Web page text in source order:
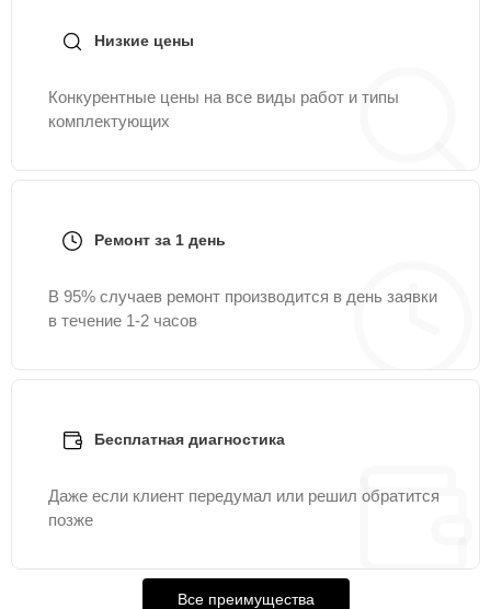
Низкие цены
Конкурентные цены на все виды работ и типы
комплектующих
Ремонт за 1 день
В 95% случаев ремонт производится в день заявки
в течение 1-2 часов
Бесплатная диагностика
Даже если клиент передумал или решил обратится
позже
Все преимущества